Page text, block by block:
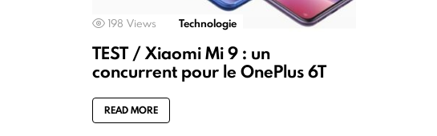
198 Views Technologie
TEST / Xiaomi Mi 9 : un
concurrent pour le OnePlus 6T
READ MORE